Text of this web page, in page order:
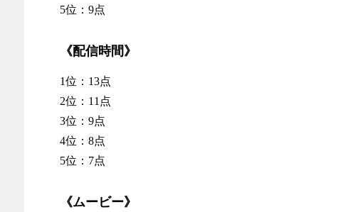
5位：9点
《配信時間》
1位：13点
2位：11点
3位：9点
4位：8点
5位：7点
《ムービー》